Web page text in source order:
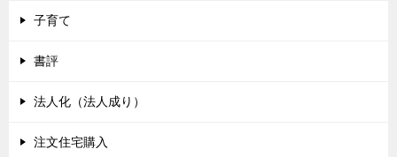
子育て
書評
法人化（法人成り）
注文住宅購入